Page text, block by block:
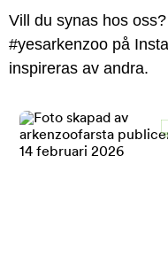
Vill du synas hos
#yesarkenzoo på
inspireras av andra.